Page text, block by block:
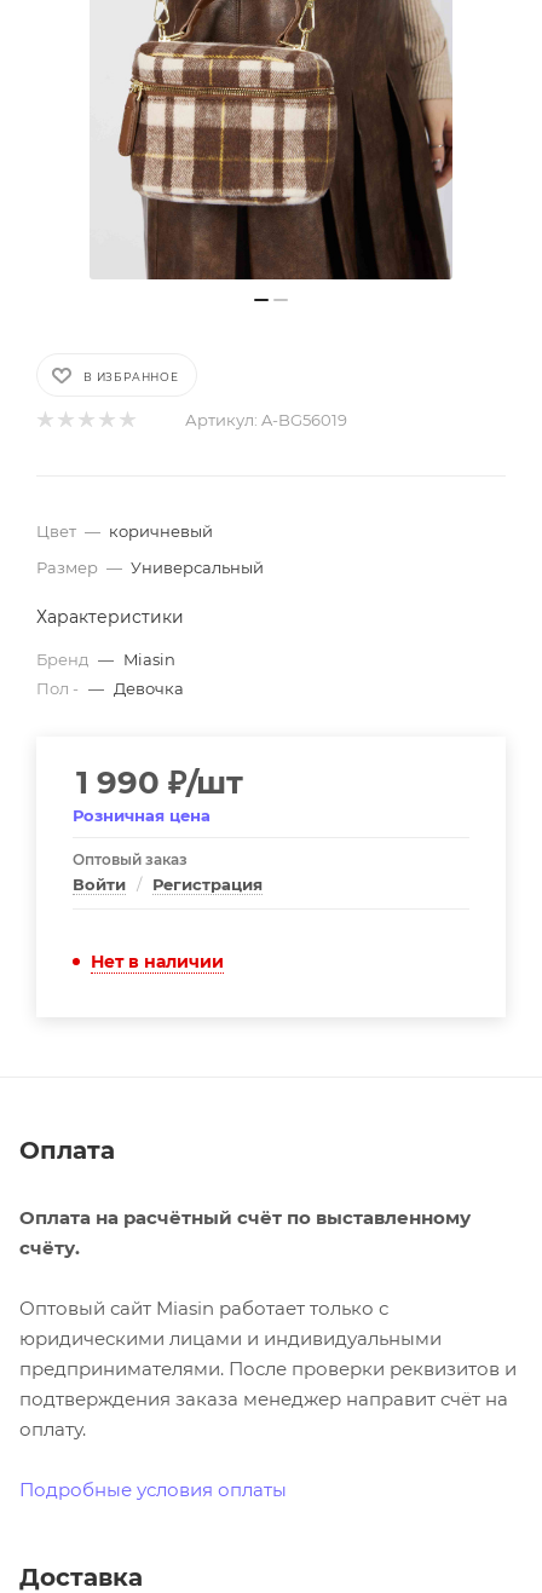
В ИЗБРАННОЕ
Артикул: A-BG56019
Цвет — коричневый
Размер — Универсальный
Характеристики
Бренд — Miasin
Пол - — Девочка
1 990 ₽/шт
Розничная цена
Оптовый заказ
Войти / Регистрация
Нет в наличии
Оплата
Оплата на расчётный счёт по выставленному
счёту.
Оптовый сайт Miasin работает только с
юридическими лицами и индивидуальными
предпринимателями. После проверки реквизитов и
подтверждения заказа менеджер направит счёт на
оплату.
Подробные условия оплаты
Доставка